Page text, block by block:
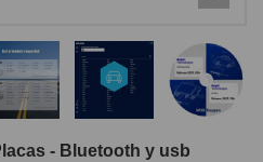
- Bluetooth y usb